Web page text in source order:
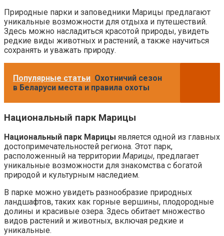
Природные парки и заповедники Марицы предлагают
уникальные возможности для отдыха и путешествий.
Здесь можно насладиться красотой природы, увидеть
редкие виды животных и растений, а также научиться
сохранять и уважать природу.
Популярные статьи Охотничий сезон
в Беларуси места и правила охоты
Национальный парк Марицы
Национальный парк Марицы является одной из главных
достопримечательностей региона. Этот парк,
расположенный на территории Марицы, предлагает
уникальные возможности для знакомства с богатой
природой и культурным наследием.
В парке можно увидеть разнообразие природных
ландшафтов, таких как горные вершины, плодородные
долины и красивые озера. Здесь обитает множество
видов растений и животных, включая редкие и
уникальные.